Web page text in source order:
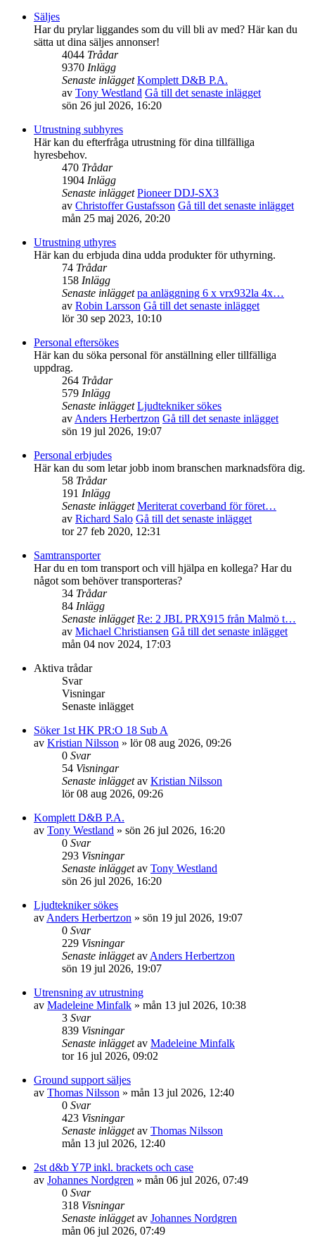
Säljes
Har du prylar liggandes som du vill bli av med? Här kan du
sätta ut dina säljes annonser!
4044 Trådar
9370 Inlägg
Senaste inlägget Komplett D&B P.A.
av Tony Westland Gå till det senaste inlägget
sön 26 jul 2026, 16:20
Utrustning subhyres
Här kan du efterfråga utrustning för dina tillfälliga
hyresbehov.
470 Trådar
1904 Inlägg
Senaste inlägget Pioneer DDJ-SX3
av Christoffer Gustafsson Gå till det senaste inlägget
mån 25 maj 2026, 20:20
Utrustning uthyres
Här kan du erbjuda dina udda produkter för uthyrning.
74 Trådar
158 Inlägg
Senaste inlägget pa anläggning 6 x vrx932la 4x…
av Robin Larsson Gå till det senaste inlägget
lör 30 sep 2023, 10:10
Personal eftersökes
Här kan du söka personal för anställning eller tillfälliga
uppdrag.
264 Trådar
579 Inlägg
Senaste inlägget Ljudtekniker sökes
avAnders Herbertzon Gå till det senaste inlägget
sön 19 jul 2026, 19:07
Personal erbjudes
Här kan du som letar jobb inom branschen marknadsföra dig.
58 Trådar
191 Inlägg
Senaste inlägget Meriterat coverband för föret…
av Richard Salo Gå till det senaste inlägget
tor 27 feb 2020, 12:31
Samtransporter
Har du en tom transport och vill hjälpa en kollega? Har du
något som behöver transporteras?
34 Trådar
84 Inlägg
Senaste inlägget Re: 2 JBL PRX915 från Malmö t…
av Michael Christiansen Gå till det senaste inlägget
mån 04 nov 2024, 17:03
Aktiva trådar
Svar
Visningar
Senaste inlägget
Söker 1st HK PR:O 18 Sub A
av Kristian Nilsson » lör 08 aug 2026, 09:26
0 Svar
54 Visningar
Senaste inläggetav Kristian Nilsson
lör 08 aug 2026, 09:26
Komplett D&B P.A.
av Tony Westland » sön 26 jul 2026, 16:20
0 Svar
293 Visningar
Senaste inläggetav Tony Westland
sön 26 jul 2026, 16:20
Ljudtekniker sökes
avAnders Herbertzon » sön 19 jul 2026, 19:07
0 Svar
229 Visningar
Senaste inläggetavAnders Herbertzon
sön 19 jul 2026, 19:07
Utrensning av utrustning
av Madeleine Minfalk » mån 13 jul 2026, 10:38
3 Svar
839 Visningar
Senaste inläggetav Madeleine Minfalk
tor 16 jul 2026, 09:02
Ground support säljes
av Thomas Nilsson » mån 13 jul 2026, 12:40
0 Svar
423 Visningar
Senaste inläggetav Thomas Nilsson
mån 13 jul 2026, 12:40
2st d&b Y7P inkl. brackets och case
av Johannes Nordgren » mån 06 jul 2026, 07:49
0 Svar
318 Visningar
Senaste inläggetav Johannes Nordgren
mån 06 jul 2026, 07:49